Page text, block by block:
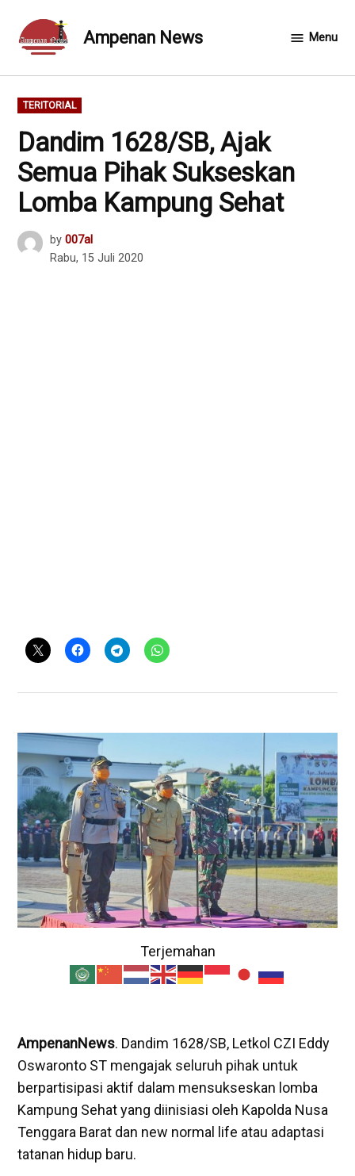
content
Ampenan News Menu
POSTED
IN
TERITORIAL
Dandim 1628/SB, Ajak
Semua Pihak Sukseskan
Lomba Kampung Sehat
by 007al
Rabu, 15 Juli 2020
Terjemahan
AmpenanNews. Dandim 1628/SB, Letkol CZI Eddy
Oswaronto ST mengajak seluruh pihak untuk
berpartisipasi aktif dalam mensukseskan lomba
Kampung Sehat yang diinisiasi oleh Kapolda Nusa
Tenggara Barat dan new normal life atau adaptasi
tatanan hidup baru.